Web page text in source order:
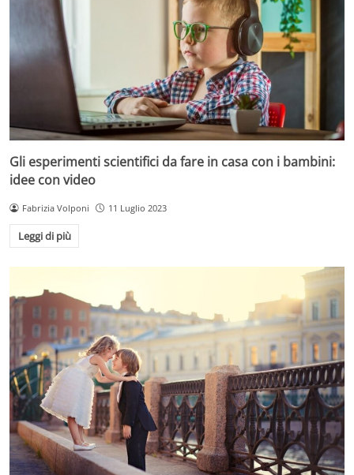
Gli esperimenti scientifici da fare in casa con i bambini:
idee con video
Fabrizia Volponi 11 Luglio 2023
Leggi di più